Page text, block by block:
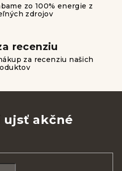
ý
p
u
zo 100% energie z
zdrojov
recenziu
za recenziu našich
ujsť akčné